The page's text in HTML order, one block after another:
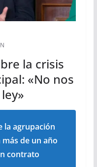
la crisis
«No nos
la agrupación
de un año
contrato